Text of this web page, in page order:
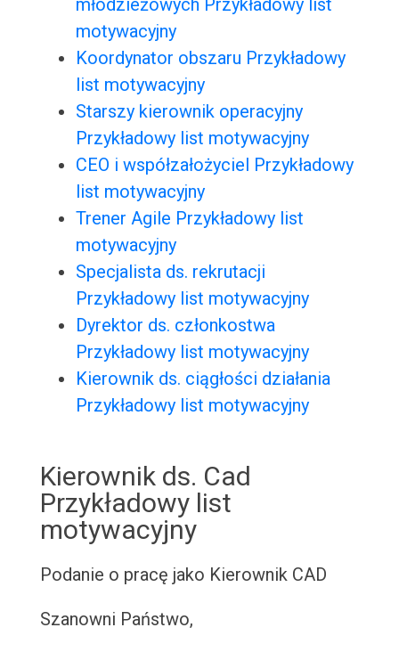
młodzieżowych Przykładowy list
motywacyjny
Koordynator obszaru Przykładowy
list motywacyjny
Starszy kierownik operacyjny
Przykładowy list motywacyjny
CEO i współzałożyciel Przykładowy
list motywacyjny
Trener Agile Przykładowy list
motywacyjny
Specjalista ds. rekrutacji
Przykładowy list motywacyjny
Dyrektor ds. członkostwa
Przykładowy list motywacyjny
Kierownik ds. ciągłości działania
Przykładowy list motywacyjny
Kierownik ds. Cad
Przykładowy list
motywacyjny
Podanie o pracę jako Kierownik CAD
Szanowni Państwo,